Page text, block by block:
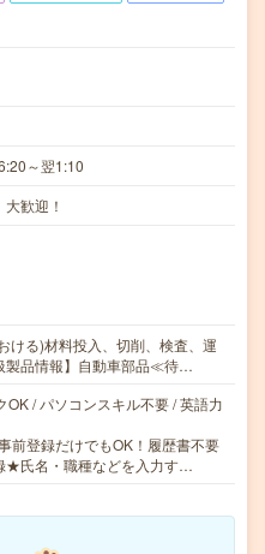
～翌1:10
歓迎！
ける)材料投入、切削、検査、運
製品情報】自動車部品≪待…
OK / パソコンスキル不要 / 英語力
前登録だけでもOK！履歴書不要
★氏名・職種などを入力す…